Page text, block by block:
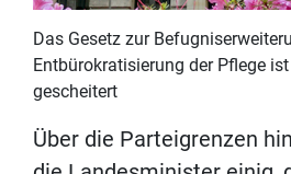
Das Gesetz zur
Entbürokratisierung der Pflege
gescheitert
Über die Parteigrenzen